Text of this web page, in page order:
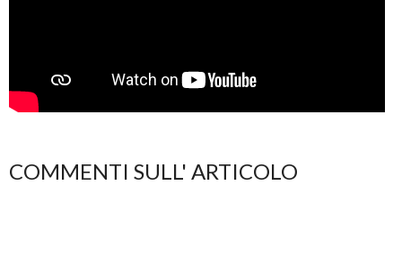
COMMENTI SULL' ARTICOLO